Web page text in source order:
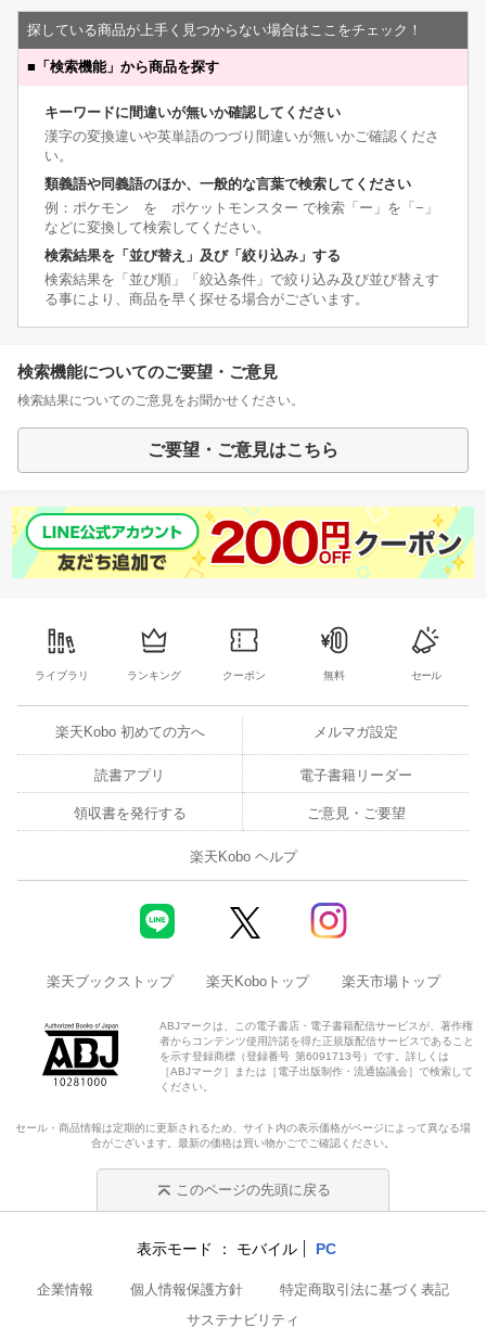
探している商品が上手く見つからない場合はここをチェック！
■ 「検索機能」から商品を探す
キーワードに間違いが無いか確認してください
漢字の変換違いや英単語のつづり間違いが無いかご確認くださ
い。
類義語や同義語のほか、一般的な言葉で検索してください
例：ポケモン を ポケットモンスター で検索「ー」を「−」
などに変換して検索してください。
検索結果を「並び替え」及び「絞り込み」する
検索結果を「並び順」「絞込条件」で絞り込み及び並び替えす
る事により、商品を早く探せる場合がございます。
検索機能についてのご要望・ご意見
検索結果についてのご意見をお聞かせください。
ご要望・ご意見はこちら
ライブラリ ランキング クーポン 無料 セール
楽天Kobo 初めての方へ メルマガ設定
読書アプリ 電子書籍リーダー
領収書を発行する ご意見・ご要望
楽天Kobo ヘルプ
楽天ブックストップ 楽天Koboトップ 楽天市場トップ
ABJマークは、この電子書店・電子書籍配信サービスが、著作権
者からコンテンツ使用許諾を得た正規版配信サービスであること
を示す登録商標（登録番号 第6091713号）です。詳しくは
［ABJマーク］または［電子出版制作・流通協議会］で検索して
ください。
セール・商品情報は定期的に更新されるため、サイト内の表示価格がページによって異なる場
合がございます。最新の価格は買い物かごでご確認ください。
このページの先頭に戻る
表示モード モバイル PC
企業情報 個人情報保護方針
特定商取引法に基づく表記
サステナビリティ